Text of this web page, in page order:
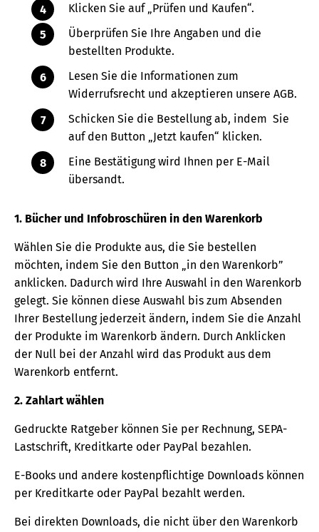
Klicken Sie auf „Prüfen und Kaufen“.
Überprüfen Sie Ihre Angaben und die
bestellten Produkte.
Lesen Sie die Informationen zum
Widerrufsrecht und akzeptieren unsere AGB.
Schicken Sie die Bestellung ab, indem Sie
auf den Button „Jetzt kaufen“ klicken.
Eine Bestätigung wird Ihnen per E-Mail
übersandt.
1. Bücher und Infobroschüren in den Warenkorb
Wählen Sie die Produkte aus, die Sie bestellen
möchten, indem Sie den Button „in den Warenkorb”
anklicken. Dadurch wird Ihre Auswahl in den Warenkorb
gelegt. Sie können diese Auswahl bis zum Absenden
Ihrer Bestellung jederzeit ändern, indem Sie die Anzahl
der Produkte im Warenkorb ändern. Durch Anklicken
der Null bei der Anzahl wird das Produkt aus dem
Warenkorb entfernt.
2. Zahlart wählen
Gedruckte Ratgeber können Sie per Rechnung, SEPA-
Lastschrift, Kreditkarte oder PayPal bezahlen.
E-Books und andere kostenpflichtige Downloads können
per Kreditkarte oder PayPal bezahlt werden.
Bei direkten Downloads, die nicht über den Warenkorb